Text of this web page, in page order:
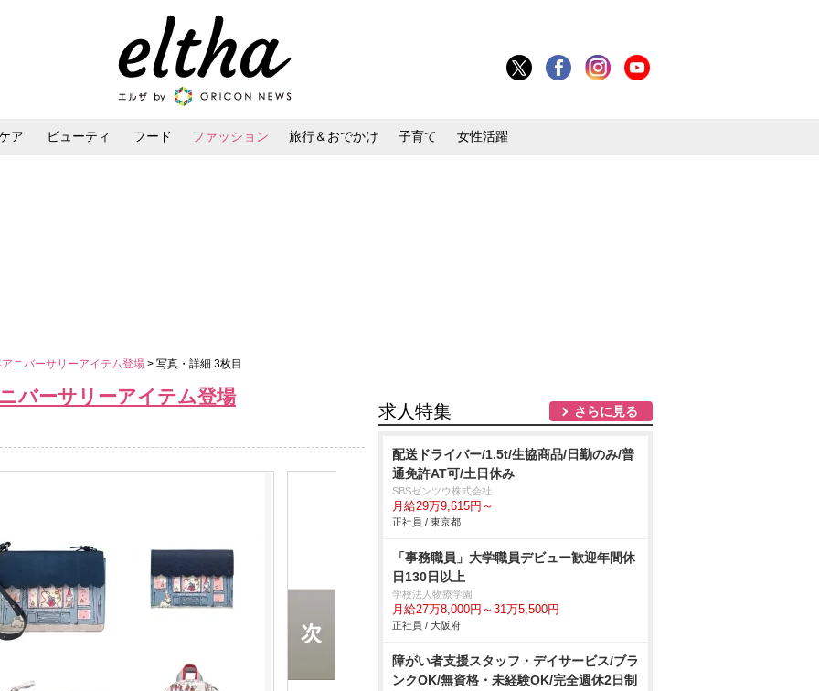
ア ビューティ フード ファッション 旅行＆おでかけ 子育て 女性活躍
ニバーサリーアイテム登場 > 写真・詳細 3枚目
バーサリーアイテム登場
求人特集 さらに見る
配送ドライバー/1.5t/生協商品/日勤のみ/普
通免許AT可/土日休み
SBSゼンツウ株式会社
月給29万9,615円～
正社員 / 東京都
「事務職員」大学職員デビュー歓迎年間休
日130日以上
学校法人物療学園
月給27万8,000円～31万5,500円
正社員 / 大阪府
障がい者支援スタッフ・デイサービス/ブラ
ンクOK/無資格・未経験OK/完全週休2日制